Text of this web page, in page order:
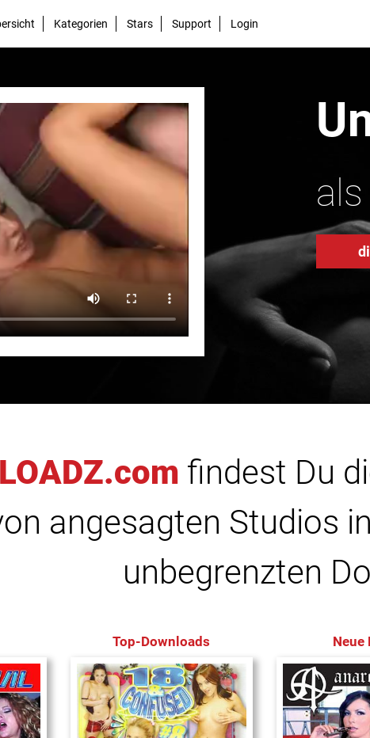
Kategorien Stars Support Login
findest Du
angesagten Studios
unbegrenzten
Top-Downloads Neue